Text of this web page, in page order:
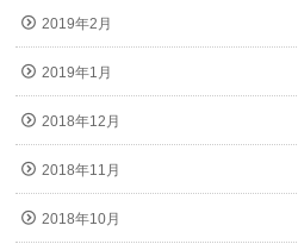
2019年2月
2019年1月
2018年12月
2018年11月
2018年10月